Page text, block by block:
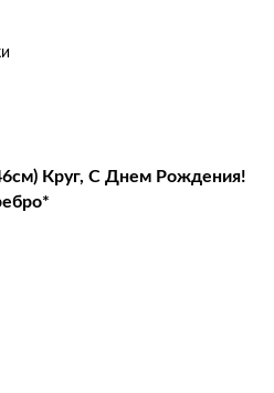
Круг, С Днем Рождения!